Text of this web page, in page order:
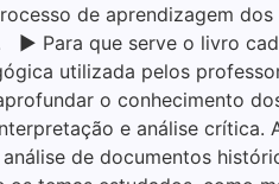
de aprendizagem
▶ Para que serve o livro
utilizada pelos
o conhecimento
e análise crítica.
de documentos